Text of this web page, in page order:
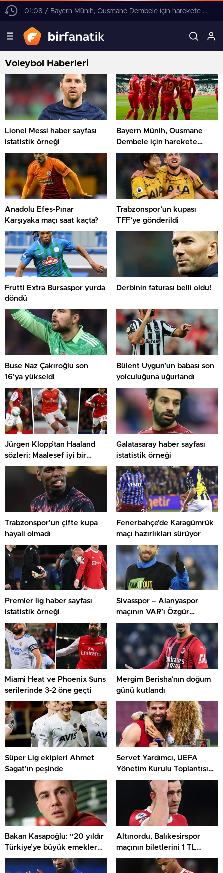
01:08 / Bayern Münih, Ousmane Dembele için harekete geçti! 4 yıllık sözleşme teklifi
Voleybol Haberleri
Lionel Messi haber sayfası
istatistik örneği
Bayern Münih, Ousmane
Dembele için harekete
geçti! 4 yıllık sözleşme
teklifi
Anadolu Efes-Pınar
Karşıyaka maçı saat kaçta?
Trabzonspor’un kupası
TFF’ye gönderildi
Frutti Extra Bursaspor yurda
döndü
Derbinin faturası belli oldu!
Buse Naz Çakıroğlu son
16’ya yükseldi
Bülent Uygun’un babası son
yolculuğuna uğurlandı
Jürgen Klopp’tan Haaland
sözleri: Maalesef iyi bir
transfer
Galatasaray haber sayfası
istatistik örneği
Trabzonspor’un çifte kupa
hayali olmadı
Fenerbahçe’de Karagümrük
maçı hazırlıkları sürüyor
Premier lig haber sayfası
istatistik örneği
Sivasspor – Alanyaspor
maçının VAR’ı Özgür
Yankaya oldu
Miami Heat ve Phoenix Suns
serilerinde 3-2 öne geçti
Mergim Berisha’nın doğum
günü kutlandı
Süper Lig ekipleri Ahmet
Sagat’ın peşinde
Servet Yardımcı, UEFA
Yönetim Kurulu Toplantısı
ve UEFA Kongresi’ne katıldı
Bakan Kasapoğlu: “20 yıldır
Türkiye’ye büyük emekler
verdik”
Altınordu, Balıkesirspor
maçının biletlerini 1 TL
olarak belirledi